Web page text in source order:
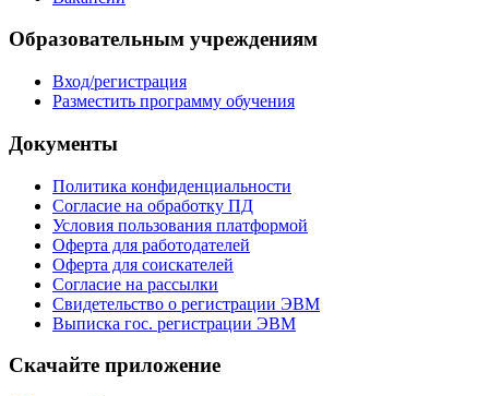
Образовательным учреждениям
Вход/регистрация
Разместить программу обучения
Документы
Политика конфиденциальности
Согласие на обработку ПД
Условия пользования платформой
Оферта для работодателей
Оферта для соискателей
Согласие на рассылки
Свидетельство о регистрации ЭВМ
Выписка гос. регистрации ЭВМ
Скачайте приложение